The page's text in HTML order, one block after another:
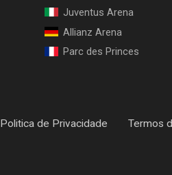
Juventus Arena
Allianz Arena
Parc des Princes
Politica de Privacidade Termos